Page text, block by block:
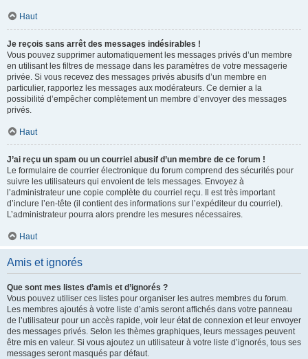
Haut
Je reçois sans arrêt des messages indésirables !
Vous pouvez supprimer automatiquement les messages privés d’un membre
en utilisant les filtres de message dans les paramètres de votre messagerie
privée. Si vous recevez des messages privés abusifs d’un membre en
particulier, rapportez les messages aux modérateurs. Ce dernier a la
possibilité d’empêcher complètement un membre d’envoyer des messages
privés.
Haut
J’ai reçu un spam ou un courriel abusif d’un membre de ce forum !
Le formulaire de courrier électronique du forum comprend des sécurités pour
suivre les utilisateurs qui envoient de tels messages. Envoyez à
l’administrateur une copie complète du courriel reçu. Il est très important
d’inclure l’en-tête (il contient des informations sur l’expéditeur du courriel).
L’administrateur pourra alors prendre les mesures nécessaires.
Haut
Amis et ignorés
Que sont mes listes d’amis et d’ignorés ?
Vous pouvez utiliser ces listes pour organiser les autres membres du forum.
Les membres ajoutés à votre liste d’amis seront affichés dans votre panneau
de l’utilisateur pour un accès rapide, voir leur état de connexion et leur envoyer
des messages privés. Selon les thèmes graphiques, leurs messages peuvent
être mis en valeur. Si vous ajoutez un utilisateur à votre liste d’ignorés, tous ses
messages seront masqués par défaut.